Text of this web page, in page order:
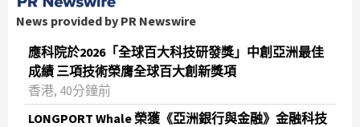
News provided by PR Newswire
應科院於2026「全球百大科技研發獎」中創亞洲最佳
成績 三項技術榮膺全球百大創新獎項
香港, 40分鐘前
LONGPORT Whale 榮獲《亞洲銀行與金融》金融科技